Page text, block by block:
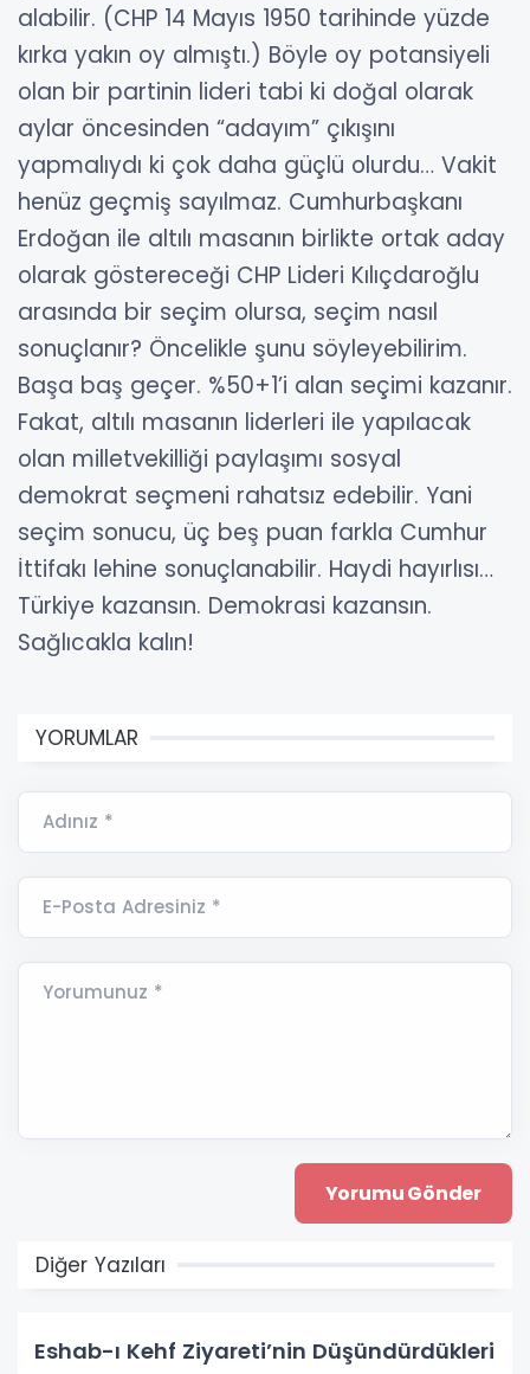
alabilir. (CHP 14 Mayıs 1950 tarihinde yüzde
kırka yakın oy almıştı.) Böyle oy potansiyeli
olan bir partinin lideri tabi ki doğal olarak
aylar öncesinden “adayım” çıkışını
yapmalıydı ki çok daha güçlü olurdu… Vakit
henüz geçmiş sayılmaz. Cumhurbaşkanı
Erdoğan ile altılı masanın birlikte ortak aday
olarak göstereceği CHP Lideri Kılıçdaroğlu
arasında bir seçim olursa, seçim nasıl
sonuçlanır? Öncelikle şunu söyleyebilirim.
Başa baş geçer. %50+1’i alan seçimi kazanır.
Fakat, altılı masanın liderleri ile yapılacak
olan milletvekilliği paylaşımı sosyal
demokrat seçmeni rahatsız edebilir. Yani
seçim sonucu, üç beş puan farkla Cumhur
İttifakı lehine sonuçlanabilir. Haydi hayırlısı…
Türkiye kazansın. Demokrasi kazansın.
Sağlıcakla kalın!
YORUMLAR
Adınız *
E-Posta Adresiniz *
Yorumunuz *
Diğer Yazıları
Eshab-ı Kehf Ziyareti’nin Düşündürdükleri